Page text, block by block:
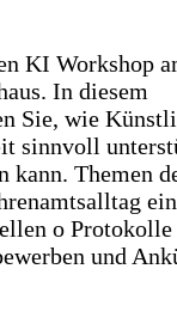
KI Workshop
In diesem
Sie, wie
sinnvoll
kann. Themen
o
und